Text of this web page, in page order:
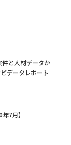
件と人材データか
データレポート
7月】